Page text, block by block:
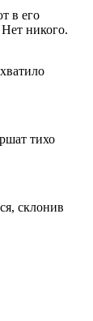
в его
никого.
тихо
склонив